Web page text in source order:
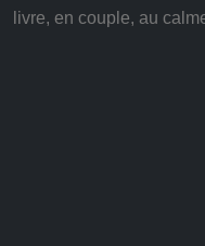
livre, en couple, au